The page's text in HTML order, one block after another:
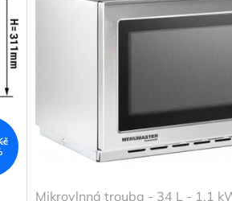
Mikrovlnná trouba - 34 L - 1,1